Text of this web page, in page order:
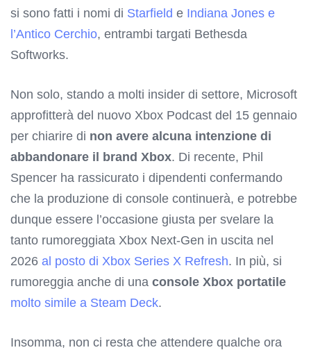
si sono fatti i nomi di Starfield e Indiana Jones e
l’Antico Cerchio, entrambi targati Bethesda
Softworks.
Non solo, stando a molti insider di settore, Microsoft
approfitterà del nuovo Xbox Podcast del 15 gennaio
per chiarire di non avere alcuna intenzione di
abbandonare il brand Xbox. Di recente, Phil
Spencer ha rassicurato i dipendenti confermando
che la produzione di console continuerà, e potrebbe
dunque essere l’occasione giusta per svelare la
tanto rumoreggiata Xbox Next-Gen in uscita nel
2026 al posto di Xbox Series X Refresh. In più, si
rumoreggia anche di una console Xbox portatile
molto simile a Steam Deck.
Insomma, non ci resta che attendere qualche ora